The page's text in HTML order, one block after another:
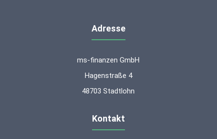
Adresse
ms-finanzen GmbH
Hagenstraße 4
48703 Stadtlohn
Kontakt